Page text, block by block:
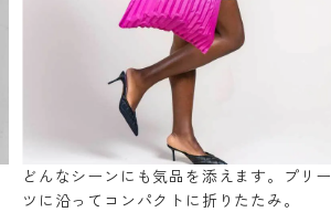
どんなシーンにも気品を添えます。プリー
ツに沿ってコンパクトに折りたたみ。